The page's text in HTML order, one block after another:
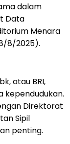
dalam
Data
Menara
8/2025).
atau BRI,
kependudukan.
Direktorat
Sipil
penting.